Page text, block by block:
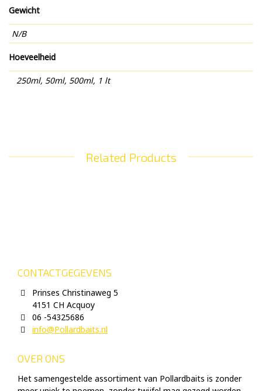
Gewicht
N/B
Hoeveelheid
250ml, 50ml, 500ml, 1 lt
Related Products
CONTACTGEGEVENS
Prinses Christinaweg 5
4151 CH Acquoy
06 -54325686
info@Pollardbaits.nl
OVER ONS
Het samengestelde assortiment van Pollardbaits is zonder